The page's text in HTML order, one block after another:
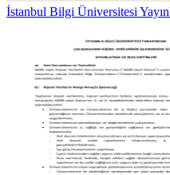
İstanbul Bilgi Üniversitesi